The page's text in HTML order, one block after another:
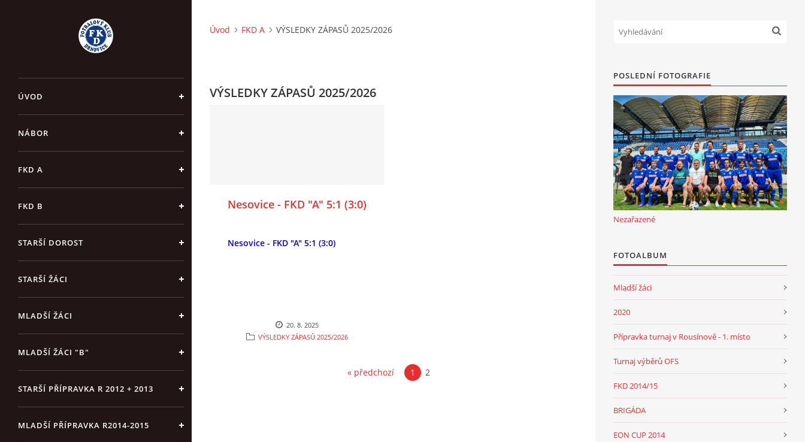
ÚVOD
NÁBOR
FKD A
FKD B
STARŠÍ DOROST
STARŠÍ ŽÁCI
MLADŠÍ ŽÁCI
MLADŠÍ ŽÁCI "B"
STARŠÍ PŘÍPRAVKA R 2012 + 2013
MLADŠÍ PŘÍPRAVKA R2014-2015
Úvod FKD A VÝSLEDKY ZÁPASŮ 2025/2026
VÝSLEDKY ZÁPASŮ 2025/2026
Nesovice - FKD "A" 5:1 (3:0)
Nesovice - FKD "A" 5:1 (3:0)
20. 8. 2025
VÝSLEDKY ZÁPASŮ 2025/2026
« předchozí 1 2
POSLEDNÍ FOTOGRAFIE
Nezařazené
FOTOALBUM
Mladší žáci
2020
Přípravka turnaj v Rousínově - 1. místo
Turnaj výběrů OFS
FKD 2014/15
BRIGÁDA
EON CUP 2014